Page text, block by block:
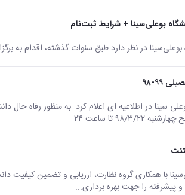
بوعلی‌سینا + شرایط ثبت‌نام
در نظر دارد طبق سنوات گذشته، اقدام به
۹۹-۹۸
سینا در اطلاعیه ای اعلام کرد: به منظور رفاه حال
با همکاری گروه نظارت، ارزیابی و تضمین کیفیت
پیشرفته را جهت بهره برداری...